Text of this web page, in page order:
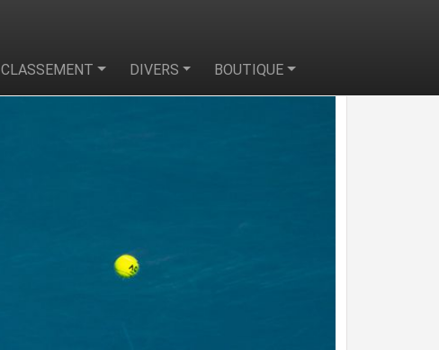
CLASSEMENT DIVERS BOUTIQUE